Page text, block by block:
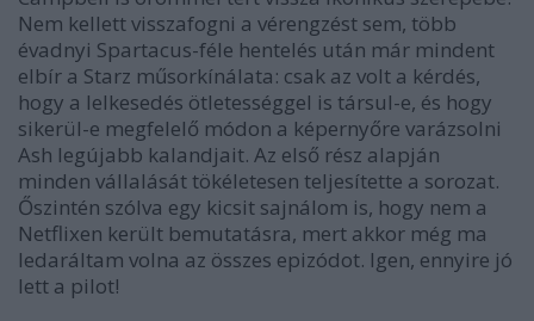
Nem kellett visszafogni a vérengzést sem, több
évadnyi Spartacus-féle hentelés után már mindent
elbír a Starz műsorkínálata: csak az volt a kérdés,
hogy a lelkesedés ötletességgel is társul-e, és hogy
sikerül-e megfelelő módon a képernyőre varázsolni
Ash legújabb kalandjait. Az első rész alapján
minden vállalását tökéletesen teljesítette a sorozat.
Őszintén szólva egy kicsit sajnálom is, hogy nem a
Netflixen került bemutatásra, mert akkor még ma
ledaráltam volna az összes epizódot. Igen, ennyire jó
lett a pilot!